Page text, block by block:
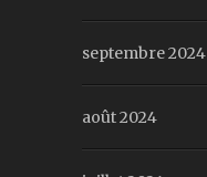
septembre 2024
août 2024